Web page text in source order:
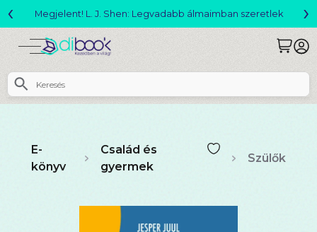
Megjelent! L. J. Shen: Legvadabb álmaimban szeretlek
‹ ›
E-
könyv
Család és
gyermek
Szülők